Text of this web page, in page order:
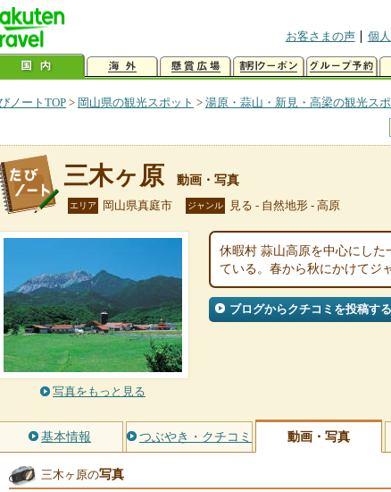
お客さまの声
個
ノートTOP> 岡山県の観光スポット > 湯原・蒜山・新見・高梁の観光スポ
三木ヶ原 動画・写真
エリア 岡山県真庭市 ジャンル 見る - 自然地形 - 高原
写真をもっと見る
休暇村 蒜山高原を中心にし
ている。春から秋にかけてジ
ブログからクチコミを投稿す
基本情報 つぶやき・クチコミ 動画・写真
三木ヶ原の写真